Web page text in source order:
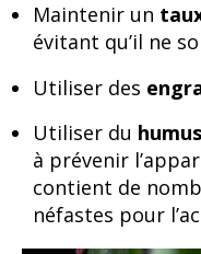
Maintenir un
évitant qu’il ne
Utiliser des
Utiliser du
à prévenir
contient de
néfastes pour